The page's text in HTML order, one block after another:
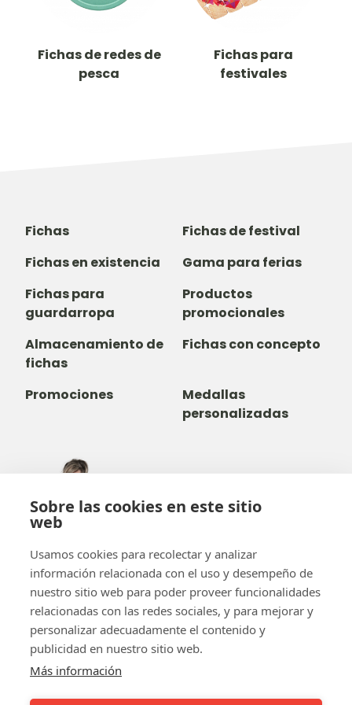
Sobre las cookies en este sitio
web
Usamos cookies para recolectar y analizar
información relacionada con el uso y desempeño de
nuestro sitio web para poder proveer funcionalidades
relacionadas con las redes sociales, y para mejorar y
personalizar adecuadamente el contenido y
publicidad en nuestro sitio web.
Más información
Fichas de redes de
pesca
Fichas para
festivales
Fichas
Fichas de festival
Fichas en existencia
Gama para ferias
Fichas para
guardarropa
Productos
promocionales
Almacenamiento de
fichas
Fichas con concepto
Promociones
Medallas
personalizadas
800-842-9551 (LLAMADA GRATUITA)
Facebook
Instagram
YouTube
LinkedIn